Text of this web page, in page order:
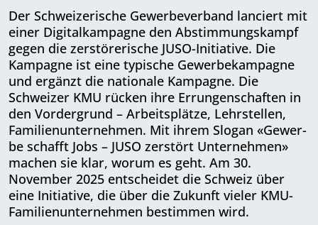
Der Schweizerische Gewerbeverband lanciert mit
einer Digitalkampagne den Abstimmungskampf
gegen die zer­störerische JUSO-Initiative. Die
Kam­pagne ist eine typische Gewerbe­kam­pagne
und ergänzt die nationale Kam­pagne. Die
Schweizer KMU rücken ihre Errungenschaften in
den Vordergrund – Arbeitsplätze, Lehrstellen,
Familien­unternehmen. Mit ihrem Slogan «Gewer­
be schafft Jobs – JUSO zerstört Unternehmen»
machen sie klar, worum es geht. Am 30.
November 2025 entscheidet die Schweiz über
eine Initiative, die über die Zukunft vieler KMU-
Familienunternehmen bestimmen wird.